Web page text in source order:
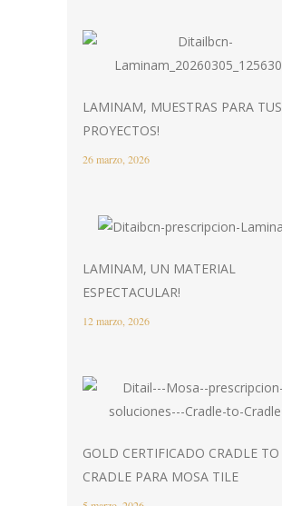
LAMINAM, MUESTRAS PARA TUS
PROYECTOS!
26 marzo, 2026
LAMINAM, UN MATERIAL
ESPECTACULAR!
12 marzo, 2026
GOLD CERTIFICADO CRADLE TO
CRADLE PARA MOSA TILE